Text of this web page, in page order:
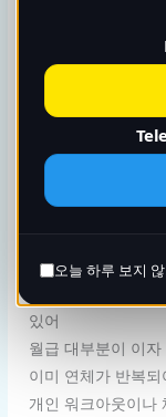
오늘 하루 보지
단순히 빚을 줄여
획을 이행한 후
다시 금융 거래와
신용 회복의 첫 걸음
다.
남양주개인회생을
있어
월급 대부분이 이
이미 연체가 반복되
개인 워크아웃이나